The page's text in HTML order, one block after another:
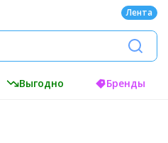
Лента
Выгодно Бренды